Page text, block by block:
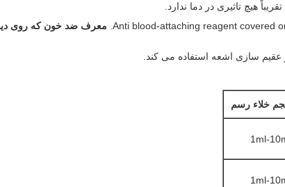
Anti blood-attaching reagent covered معرف ضد خون که روی
خلاء رسم
1ml-
1ml-